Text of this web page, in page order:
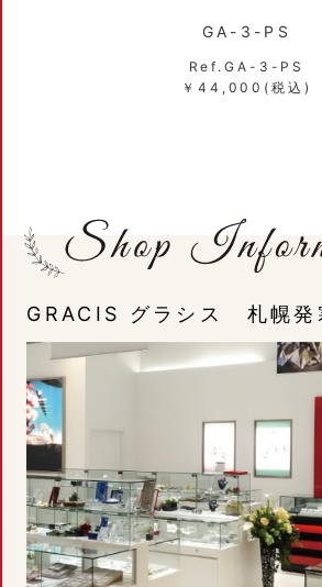
GA-3-PS
Ref.GA-3-PS
￥44,000(税込)
GRACIS グラシス 札幌発